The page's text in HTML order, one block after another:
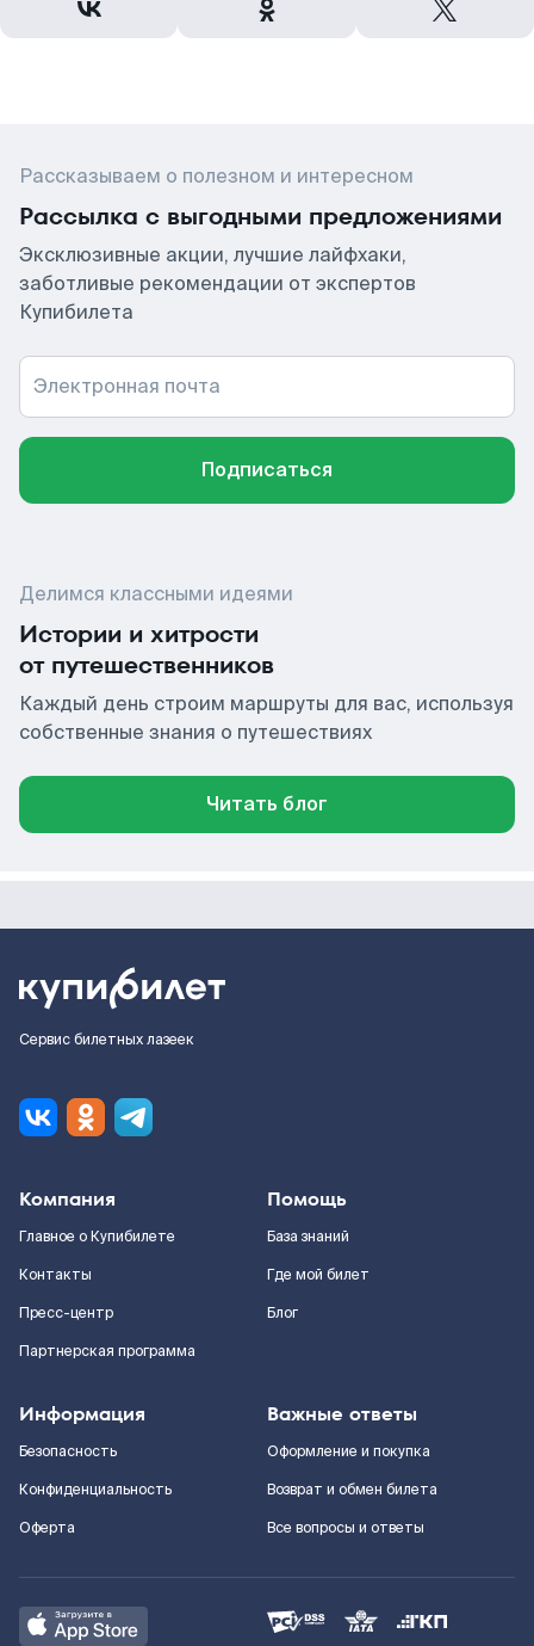
Рассказываем о полезном и интересном
Рассылка с выгодными предложениями
Эксклюзивные акции, лучшие лайфхаки,
заботливые рекомендации от экспертов
Купибилета
Электронная почта
Подписаться
Делимся классными идеями
Истории и хитрости
от путешественников
Каждый день строим маршруты для вас, используя
собственные знания о путешествиях
Читать блог
Сервис билетных лазеек
Компания
Главное о Купибилете
Контакты
Пресс-центр
Партнерская программа
Помощь
База знаний
Где мой билет
Блог
Информация
Безопасность
Конфиденциальность
Оферта
Важные ответы
Оформление и покупка
Возврат и обмен билета
Все вопросы и ответы